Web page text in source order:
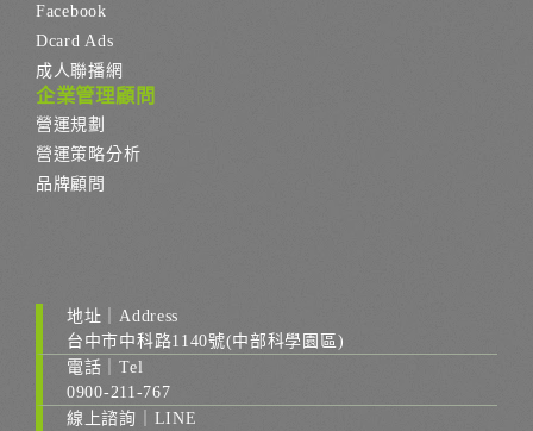
Facebook
Dcard Ads
成人聯播網
企業管理顧問
營運規劃
營運策略分析
品牌顧問
地址｜Address
台中市中科路1140號(中部科學園區)
電話｜Tel
0900-211-767
線上諮詢｜LINE